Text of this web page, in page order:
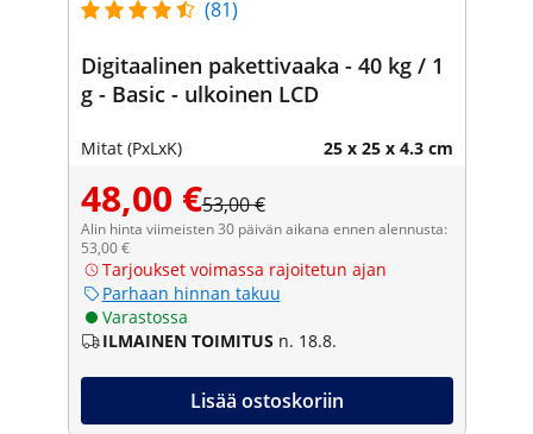
(81)
Digitaalinen pakettivaaka - 40 kg / 1
g - Basic - ulkoinen LCD
Mitat (PxLxK) 25 x 25 x 4.3 cm
48,00 €53,00 €
Alin hinta viimeisten 30 päivän aikana ennen alennusta:
53,00 €
Tarjoukset voimassa rajoitetun ajan
Parhaan hinnan takuu
Varastossa
ILMAINEN TOIMITUS n. 18.8.
Lisää ostoskoriin